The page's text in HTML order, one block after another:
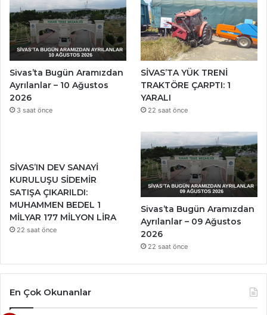
Sivas’ta Bugün Aramızdan
Ayrılanlar – 10 Ağustos
2026
3 saat önce
SİVAS’TA YÜK TRENİ
TRAKTÖRE ÇARPTI: 1
YARALI
22 saat önce
SİVAS’IN DEV SANAYİ
KURULUŞU SİDEMİR
SATIŞA ÇIKARILDI:
MUHAMMEN BEDEL 1
MİLYAR 177 MİLYON LİRA
22 saat önce
Sivas’ta Bugün Aramızdan
Ayrılanlar – 09 Ağustos
2026
22 saat önce
En Çok Okunanlar